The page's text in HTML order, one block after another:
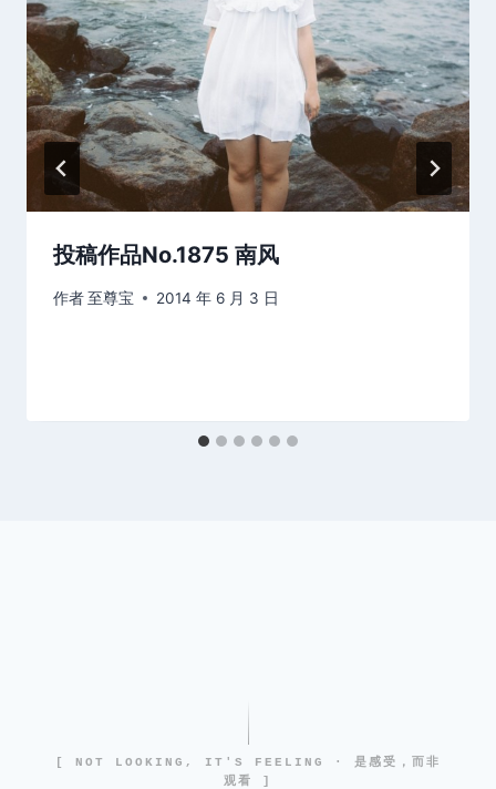
投稿作品No.1875 南风
作者至尊宝 2014 年 6 月 3 日
[ NOT LOOKING, IT'S FEELING · 是感受，而非
观看 ]